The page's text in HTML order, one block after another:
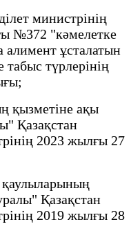
министрінің
№372 "кәмелетке
алимент ұсталатын
түрлерінің
қызметіне ақы
Қазақстан
2023 жылғы 27
Қазақстан
2019 жылғы 28